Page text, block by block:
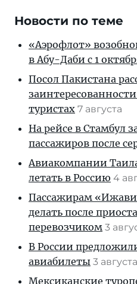
Новости по теме
«Аэрофлот»
в Абу-Даби с 1
Посол Пакистана
туристах 7 августа
На рейсе в Стамбул
пассажиров после
Авиакомпании
летать в Россию 4
Пассажирам
делать после
перевозчиком 3
В России
авиабилеты 3 августа
Мексиканские